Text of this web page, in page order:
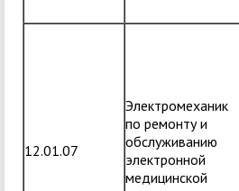
12.01.07
Электромеханик
по ремонту и
обслуживанию
электронной
медицинской